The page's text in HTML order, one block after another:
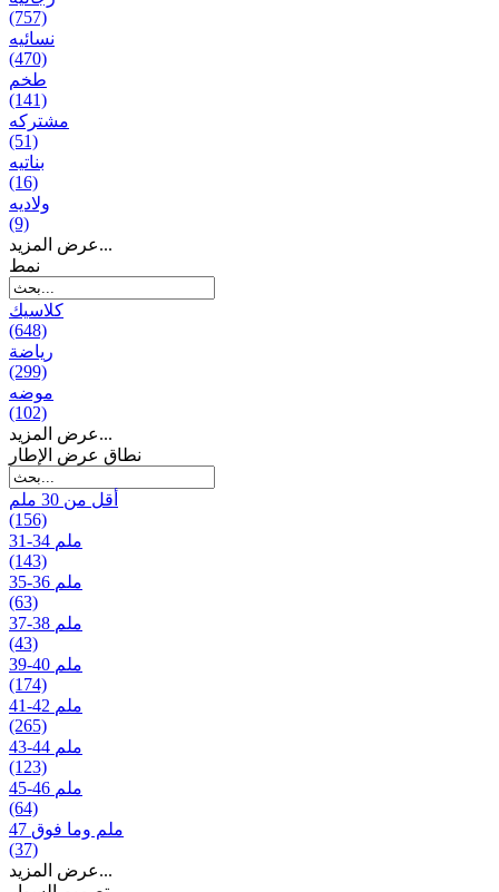
(757)
نسائیه
(470)
طخم
(141)
مشتركه
(51)
بناتیه
(16)
ولادیه
(9)
عرض المزيد...
نمط
كلاسيك
(648)
رياضة
(299)
موضه
(102)
عرض المزيد...
نطاق عرض الإطار
أقل من 30 ملم
(156)
31-34 ملم
(143)
35-36 ملم
(63)
37-38 ملم
(43)
39-40 ملم
(174)
41-42 ملم
(265)
43-44 ملم
(123)
45-46 ملم
(64)
47 ملم وما فوق
(37)
عرض المزيد...